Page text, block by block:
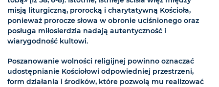
misją liturgiczną, prorocką i charytatywną Kościoła,
ponieważ prorocze słowa w obronie uciśnionego oraz
posługa miłosierdzia nadają autentyczność i
wiarygodność kultowi.
Poszanowanie wolności religijnej powinno oznaczać
udostępnianie Kościołowi odpowiedniej przestrzeni,
form działania i środków, które pozwolą mu realizować